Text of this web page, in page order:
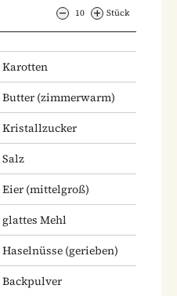
10 Stück
Karotten
Butter (zimmerwarm)
Kristallzucker
Salz
Eier (mittelgroß)
glattes Mehl
Haselnüsse (gerieben)
Backpulver